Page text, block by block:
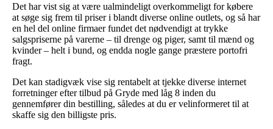
Det har vist sig at være ualmindeligt overkommeligt for købere
at søge sig frem til priser i blandt diverse online outlets, og så har
en hel del online firmaer fundet det nødvendigt at trykke
salgspriserne på varerne – til drenge og piger, samt til mænd og
kvinder – helt i bund, og endda nogle gange præstere portofri
fragt.
Det kan stadigvæk vise sig rentabelt at tjekke diverse internet
forretninger efter tilbud på Gryde med låg 8 inden du
gennemfører din bestilling, således at du er velinformeret til at
skaffe sig den billigste pris.